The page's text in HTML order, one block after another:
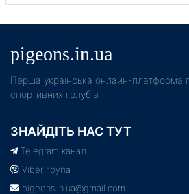
pigeons.in.ua
Пeрша українська онлайн-платформа
спортивних голубів
ЗНАЙДІТЬ НАС ТУТ
Telegram канал
Viber група
pigeons.in.ua@gmail.com